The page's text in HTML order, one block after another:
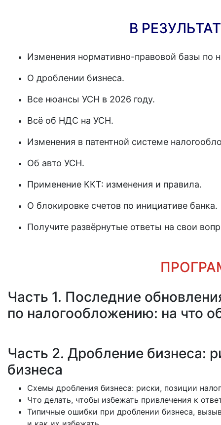
В
Изменения нормативно-правовой базы по
О дроблении бизнеса.
Все нюансы УСН в 2026 году.
Всё об НДС на УСН.
Изменения в патентной системе
Об авто УСН.
Применение ККТ: изменения и правила.
О блокировке счетов по инициативе банка.
Получите развёрнутые ответы на свои
Часть 1. Последние
по налогообложению: на что
Часть 2. Дробление бизнеса:
бизнеса
Схемы дробления бизнеса: риски, позиции
Что делать, чтобы избежать привлечения к
Типичные ошибки при дроблении бизнеса,